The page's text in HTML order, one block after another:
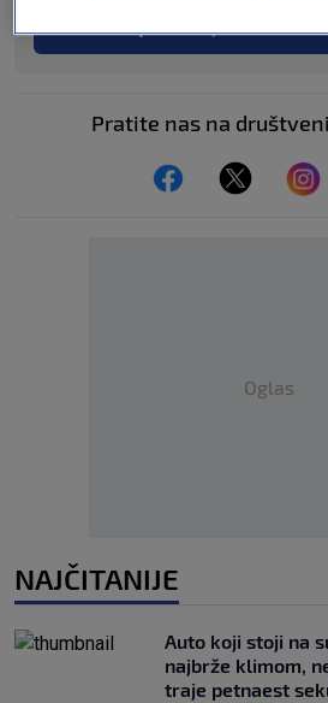
Pratite nas na
Oglas
NAJČITANIJE
Auto koji stoji na
najbrže klimom,
traje petnaest